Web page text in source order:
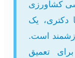
کشاورزی
دکتری، یک
است.
تعمیق